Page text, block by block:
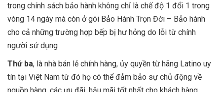
trong chính sách bảo hành không chỉ là chế độ 1 đổi 1 trong
vòng 14 ngày mà còn ở gói Bảo Hành Trọn Đời – Bảo hành
cho cả những trường hợp bếp bị hư hỏng do lỗi từ chính
người sử dụng
Thứ ba, là nhà bán lẻ chính hàng, ủy quyền từ hãng Latino uy
tín tại Việt Nam từ đó họ có thể đảm bảo sự chủ động về
nguồn hàng, các ưu đãi, hậu mãi tốt nhất cho khách hàng.